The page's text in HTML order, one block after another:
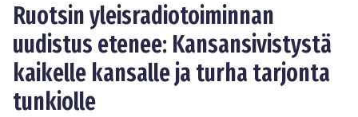
Ruotsin yleisradiotoiminnan
uudistus etenee: Kansansivistystä
kaikelle kansalle ja turha tarjonta
tunkiolle